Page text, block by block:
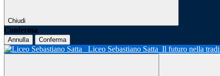
Chiudi
Conferma
Annulla Conferma
Liceo Sebastiano Satta Il futuro nella